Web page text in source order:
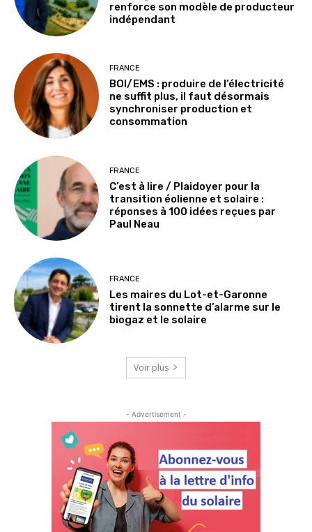
renforce son modèle de producteur
indépendant
FRANCE
BOI/EMS : produire de l’électricité
ne suffit plus, il faut désormais
synchroniser production et
consommation
FRANCE
C’est à lire / Plaidoyer pour la
transition éolienne et solaire :
réponses à 100 idées reçues par
Paul Neau
FRANCE
Les maires du Lot-et-Garonne
tirent la sonnette d’alarme sur le
biogaz et le solaire
Voir plus
- Advertisement -